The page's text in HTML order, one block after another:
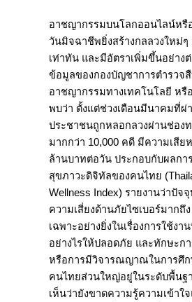
อาชญากรรมบนโลกออนไลน์หรื
วันมิจฉาชีพยิ่งสร้างกลลวงใหม่
เท่าทัน และมีอัตราเพิ่มขึ้นอย่าง
ข้อมูลของกองบัญชาการตำรวจ
อาชญากรรมทางเทคโนโลยี หรื
พบว่า ตั้งแต่ช่วงเดือนมีนาคมที่ผ่
ประชาชนถูกหลอกลวงผ่านช่อง
มากกว่า 10,000 คดี มีความเสีย
ล้านบาทต่อวัน ประกอบกับผลก
สุขภาวะดิจิทัลของคนไทย
Wellness Index) รายงานว่าปัจ
ความเสี่ยงด้านภัยไซเบอร์มากถึ
เฉพาะอย่างยิ่งในเรื่องการใช้ง
อย่างไรให้ปลอดภัย และทักษะก
หรือการมีวิจารณญาณในการศึ
คนไทยส่วนใหญ่อยู่ในระดับพื้นฐ
เห็นว่ายังขาดความรู้ความเข้าใ